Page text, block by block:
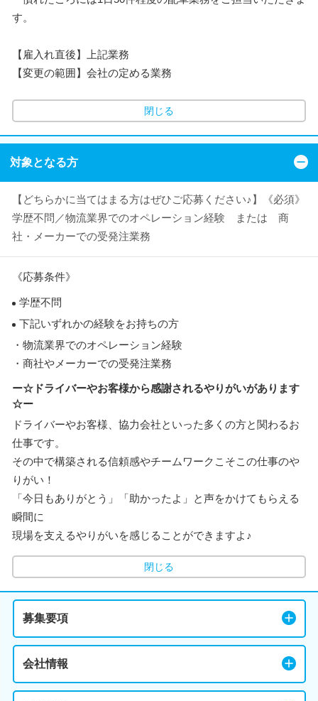
す。
【雇入れ直後】上記業務
【変更の範囲】会社の定める業務
閉じる
対象となる方
【どちらかに当てはまる方はぜひご応募ください♪】《必須》
学歴不問／物流業界でのオペレーション経験 または 商
社・メーカーでの受発注業務
《応募条件》
学歴不問
下記いずれかの経験をお持ちの方
・物流業界でのオペレーション経験
・商社やメーカーでの受発注業務
ー☆ドライバーやお客様から感謝されるやりがいがあります
☆ー
ドライバーやお客様、協力会社といった多くの方と関わるお
仕事です。
その中で構築される信頼感やチームワークこそこの仕事のや
りがい！
「今日もありがとう」「助かったよ」と声をかけてもらえる
瞬間に
現場を支えるやりがいを感じることができますよ♪
閉じる
募集要項
会社情報